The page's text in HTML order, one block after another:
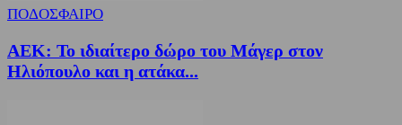
ΠΟΔΟΣΦΑΙΡΟ
ΑΕΚ: Το ιδιαίτερο δώρο του Μάγερ στον
Ηλιόπουλο και η ατάκα...